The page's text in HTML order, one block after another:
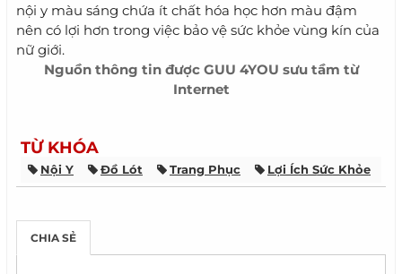
nội y màu sáng chứa ít chất hóa học hơn màu đậm
nên có lợi hơn trong việc bảo vệ sức khỏe vùng kín của
nữ giới.
Nguồn thông tin được GUU 4YOU sưu tầm từ
Internet
TỪ KHÓA
Nội Y Đồ Lót Trang Phục Lợi Ích Sức Khỏe
CHIA SẺ